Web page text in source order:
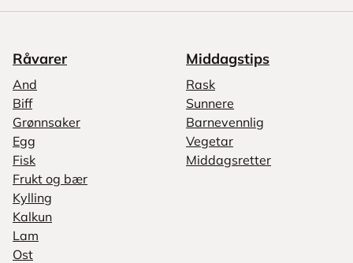
Råvarer
And
Biff
Grønnsaker
Egg
Fisk
Frukt og bær
Kylling
Kalkun
Lam
Ost
Middagstips
Rask
Sunnere
Barnevennlig
Vegetar
Middagsretter